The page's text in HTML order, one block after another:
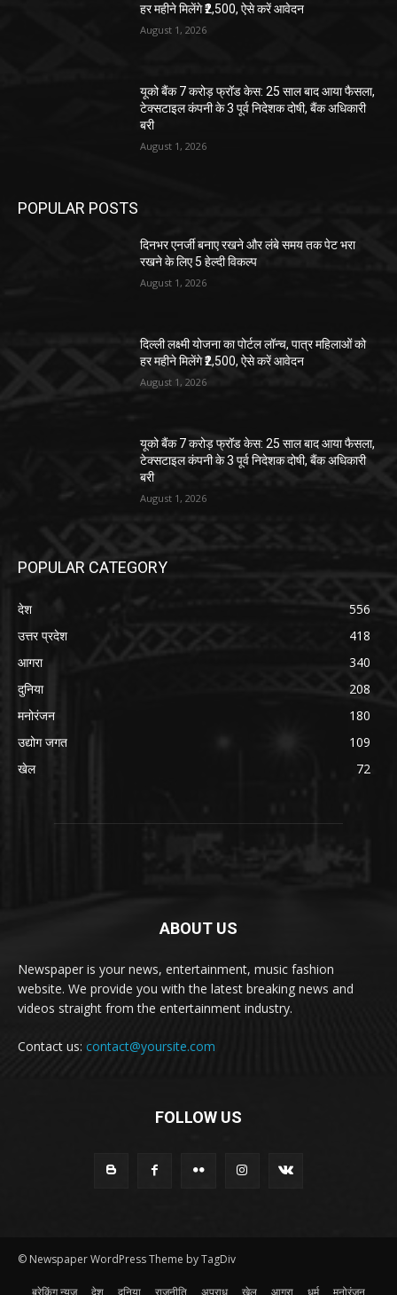
हर महीने मिलेंगे ₹2,500, ऐसे करें आवेदन
August 1, 2026
यूको बैंक 7 करोड़ फ्रॉड केस: 25 साल बाद आया फैसला,
टेक्सटाइल कंपनी के 3 पूर्व निदेशक दोषी, बैंक अधिकारी
बरी
August 1, 2026
POPULAR POSTS
दिनभर एनर्जी बनाए रखने और लंबे समय तक पेट भरा
रखने के लिए 5 हेल्दी विकल्प
August 1, 2026
दिल्ली लक्ष्मी योजना का पोर्टल लॉन्च, पात्र महिलाओं को
हर महीने मिलेंगे ₹2,500, ऐसे करें आवेदन
August 1, 2026
यूको बैंक 7 करोड़ फ्रॉड केस: 25 साल बाद आया फैसला,
टेक्सटाइल कंपनी के 3 पूर्व निदेशक दोषी, बैंक अधिकारी
बरी
August 1, 2026
POPULAR CATEGORY
देश
556
उत्तर प्रदेश
418
आगरा
340
दुनिया
208
मनोरंजन
180
उद्योग जगत
109
खेल
72
ABOUT US
Newspaper is your news, entertainment, music fashion
website. We provide you with the latest breaking news and
videos straight from the entertainment industry.
Contact us: contact@yoursite.com
FOLLOW US
© Newspaper WordPress Theme by TagDiv
ब्रेकिंग न्यूज़ देश दुनिया राजनीति अपराध खेल आगरा धर्म मनोरंजन